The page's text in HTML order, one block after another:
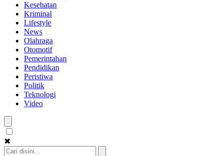
Kesehatan
Kriminal
Lifestyle
News
Olahraga
Otomotif
Pemerintahan
Pendidikan
Peristiwa
Politik
Teknologi
Video
✖